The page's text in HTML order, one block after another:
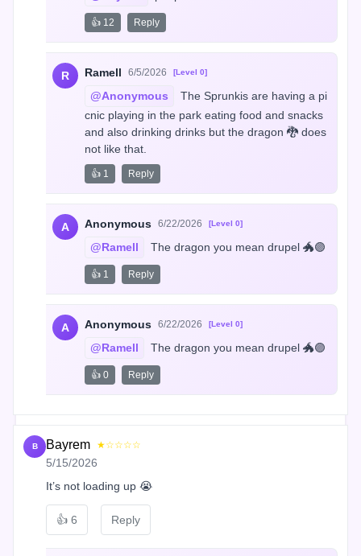
👍 12 Reply
R Ramell 6/5/2026 [Level 0]
@Anonymous
The Sprunkis are having a pi
cnic playing in the park eating food and snacks
and also drinking drinks but the dragon 🐉 does
not like that.
👍 1 Reply
A Anonymous 6/22/2026 [Level 0]
@Ramell The dragon you mean drupel 🐲🟣
👍 1 Reply
A Anonymous 6/22/2026 [Level 0]
@Ramell The dragon you mean drupel 🐲🟣
👍 0 Reply
B Bayrem ★☆☆☆☆
5/15/2026
It’s not loading up 😭
👍 6 Reply